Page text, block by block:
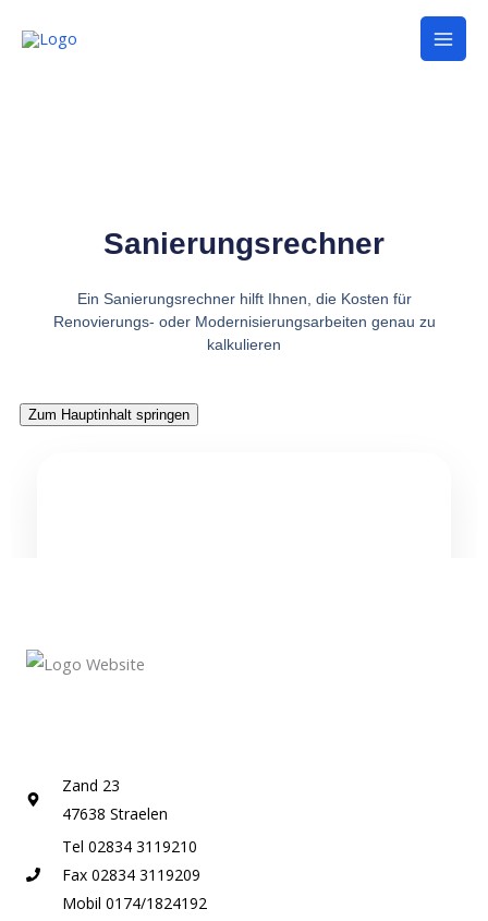
Inhalt
Main
Sanierungsrechner
Ein Sanierungsrechner hilft Ihnen, die Kosten für
Renovierungs- oder Modernisierungsarbeiten genau zu
kalkulieren
Zand 23
47638 Straelen
Tel 02834 3119210
Fax 02834 3119209
Mobil 0174/1824192